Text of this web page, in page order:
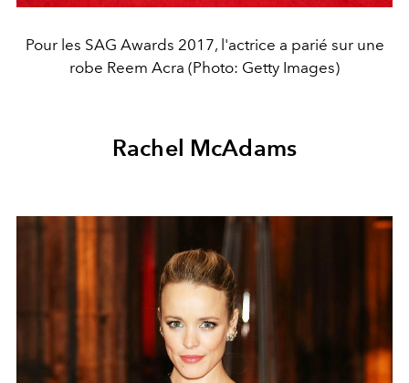
Pour les SAG Awards 2017, l'actrice a parié sur une
robe Reem Acra (Photo: Getty Images)
Rachel McAdams